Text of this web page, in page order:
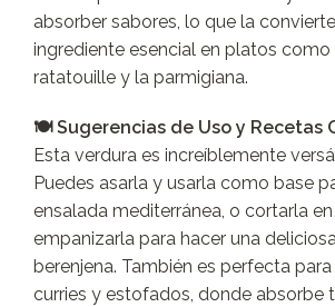
absorber sabores, lo que la
ingrediente esencial en platos como
ratatouille y la parmigiana.
🍽️ Sugerencias de Uso y Recetas
Esta verdura es increíblemente
Puedes asarla y usarla como base
ensalada mediterránea, o cortarla
empanizarla para hacer una
berenjena. También es perfecta
curries y estofados, donde absorbe